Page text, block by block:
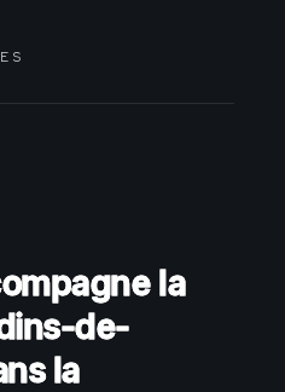
la
de-
la